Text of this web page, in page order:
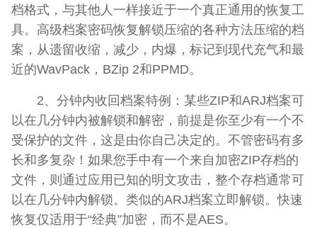
档格式，与其他人一样接近于一个真正通用的恢复工
具。高级档案密码恢复解锁压缩的各种方法压缩的档
案，从遗留收缩，减少，内爆，标记到现代充气和最
近的WavPack，BZip 2和PPMD。
2、分钟内收回档案特例：某些ZIP和ARJ档案可
以在几分钟内被解锁和解密，前提是你至少有一个不
受保护的文件，这是由你自己决定的。不管密码有多
长和多复杂！如果您手中有一个来自加密ZIP存档的
文件，则通过应用已知的明文攻击，整个存档通常可
以在几分钟内解锁。类似的ARJ档案立即解锁。快速
恢复仅适用于“经典”加密，而不是AES。